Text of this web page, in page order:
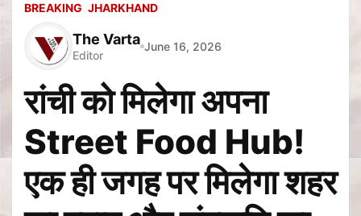
BREAKING JHARKHAND
The Varta
Editor
June 16, 2026
रांची को मिलेगा अपना
Street Food Hub!
एक ही जगह पर मिलेगा शहर